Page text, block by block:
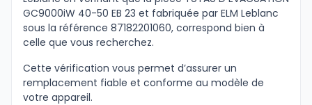
GC9000iW 40-50 EB 23 et fabriquée par ELM Leblanc
sous la référence 87182201060, correspond bien à
celle que vous recherchez.
Cette vérification vous permet d’assurer un
remplacement fiable et conforme au modèle de
votre appareil.